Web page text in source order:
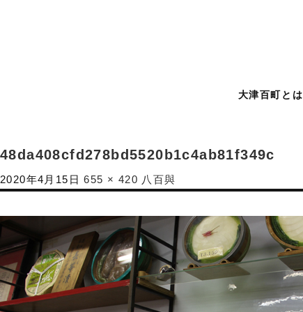
大津百町とは
48da408cfd278bd5520b1c4ab81f349c
2020年4月15日 655 × 420 八百與